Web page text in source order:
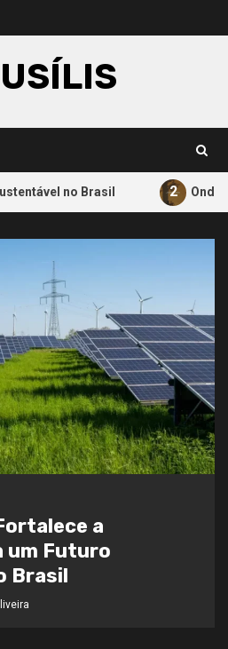
Brasil 2 Onde a
Encontra o Seu
Oliveira